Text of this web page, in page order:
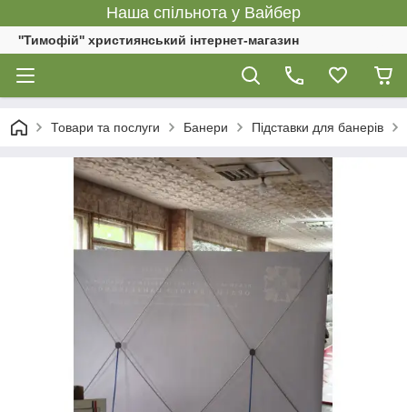
Наша спільнота у Вайбер
''Тимофій'' християнський інтернет-магазин
Товари та послуги Банери Підставки для банерів